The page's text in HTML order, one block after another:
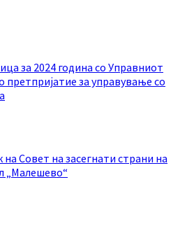
за 2024 година со Управниот
претпријатие за управување со
Совет на засегнати страни на
„Малешево“